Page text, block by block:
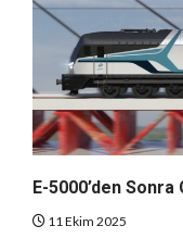
E-5000’den
11 Ekim 2025